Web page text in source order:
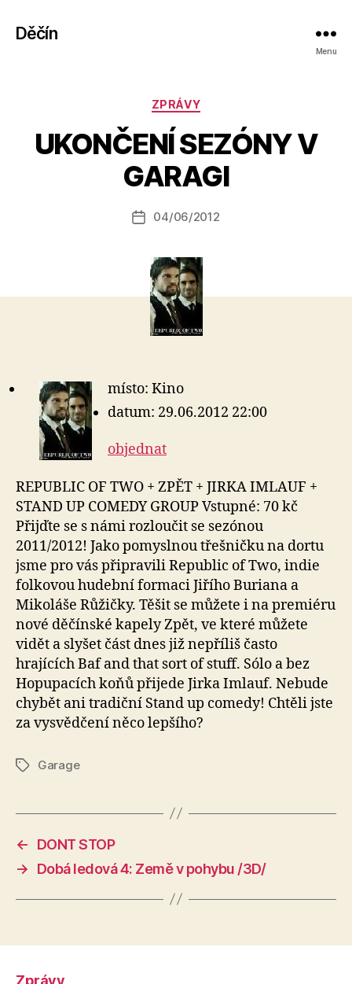
Děčín
Menu
Rubriky
ZPRÁVY
UKONČENÍ SEZÓNY V
GARAGI
Autor
příspěvku
A
u
t
o
a
Datum
04/06/2012
místo: Kino
datum: 29.06.2012 22:00
objednat
REPUBLIC OF TWO + ZPĚT + JIRKA IMLAUF +
STAND UP COMEDY GROUP Vstupné: 70 kč
Přijďte se s námi rozloučit se sezónou
2011/2012! Jako pomyslnou třešničku na dortu
jsme pro vás připravili Republic of Two, indie
folkovou hudební formaci Jiřího Buriana a
Mikoláše Růžičky. Těšit se můžete i na premiéru
nové děčínské kapely Zpět, ve které můžete
vidět a slyšet část dnes již nepříliš často
hrajících Baf and that sort of stuff. Sólo a bez
Hopupacích koňů přijede Jirka Imlauf. Nebude
chybět ani tradiční Stand up comedy! Chtěli jste
za vysvědčení něco lepšího?
ŠtítkyGarage
←
DONT STOP
→
Dobá ledová 4: Země v pohybu /3D/
Zprávy